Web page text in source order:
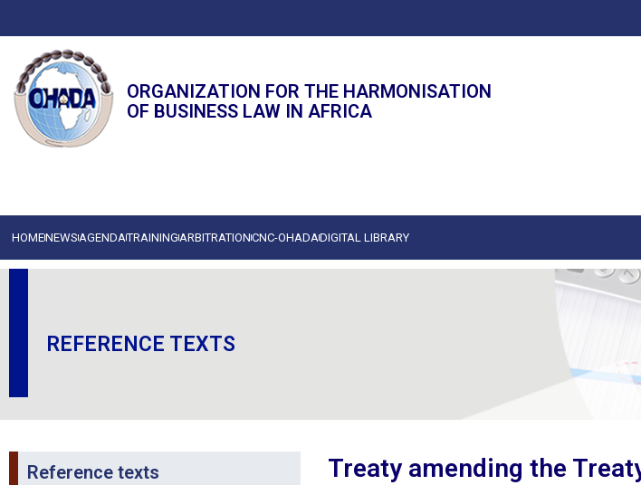
ORGANIZATION FOR THE HARMONISATION
OF BUSINESS LAW IN AFRICA
HOMENEWSAGENDATRAININGARBITRATIONCNC-OHADADIGITAL LIBRARY
REFERENCE TEXTS
Reference texts
Treaty amending the